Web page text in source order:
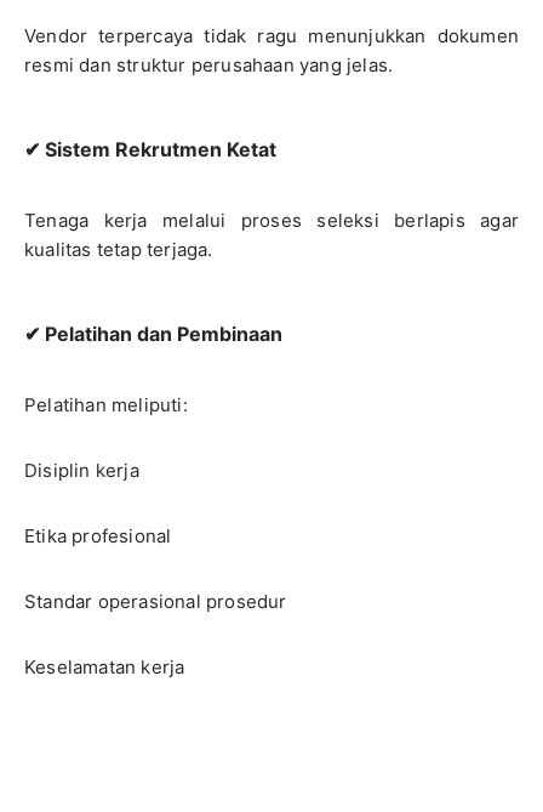
Vendor terpercaya tidak ragu menunjukkan dokumen
resmi dan struktur perusahaan yang jelas.
✔ Sistem Rekrutmen Ketat
Tenaga kerja melalui proses seleksi berlapis agar
kualitas tetap terjaga.
✔ Pelatihan dan Pembinaan
Pelatihan meliputi:
Disiplin kerja
Etika profesional
Standar operasional prosedur
Keselamatan kerja